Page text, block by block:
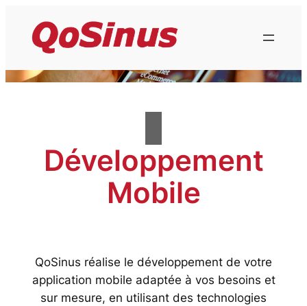
contenu
Développement
Mobile
QoSinus réalise le développement de votre
application mobile adaptée à vos besoins et
sur mesure, en utilisant des technologies